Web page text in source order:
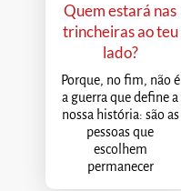
Quem estará nas
trincheiras ao teu
lado?
Porque, no fim, não é
a guerra que define a
nossa história: são as
pessoas que
escolhem
permanecer